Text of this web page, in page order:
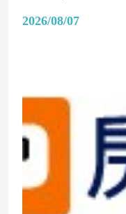
2026/08/07